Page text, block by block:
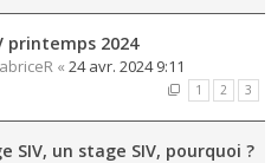
printemps 2024
« 24 avr. 2024 9:11
1 2 3
SIV, un stage SIV, pourquoi ?